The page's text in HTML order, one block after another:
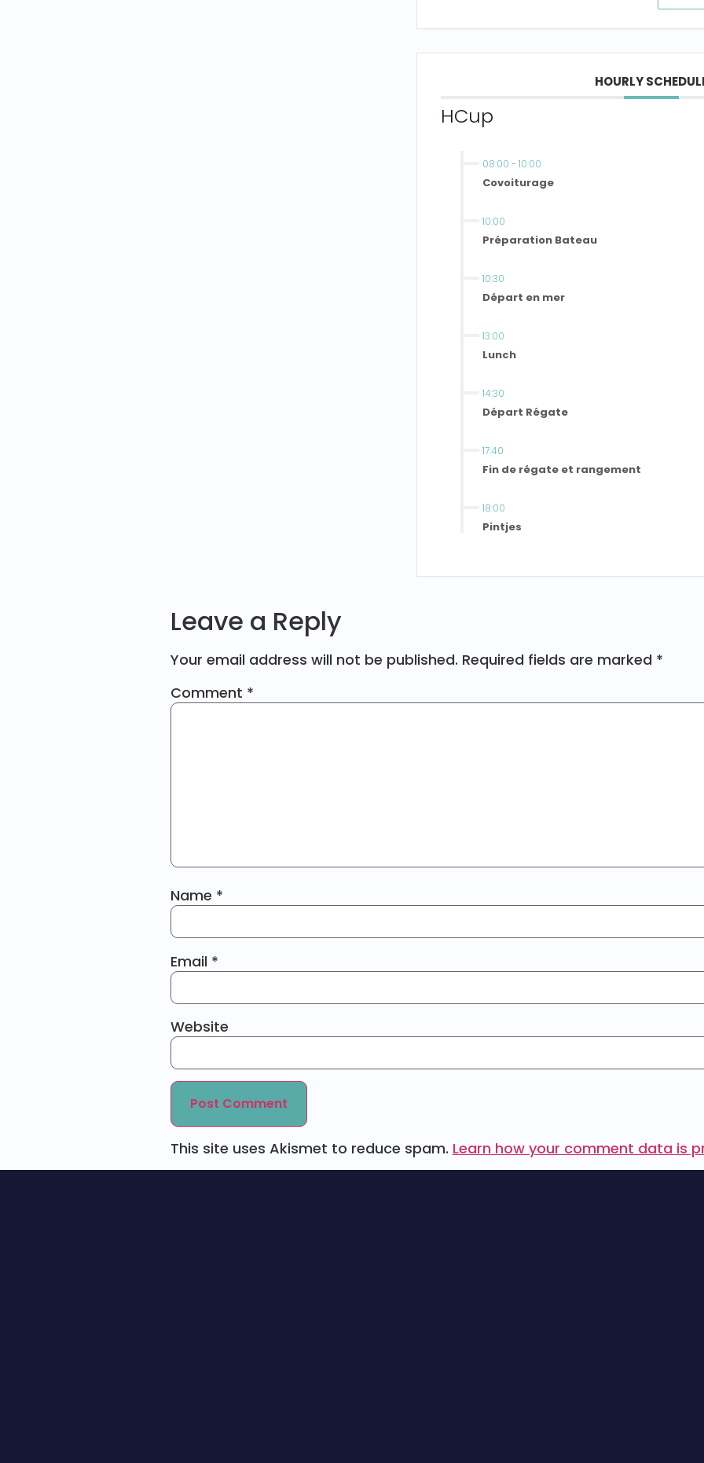
HOURLY
HCup
08:00 -10:00
Covoiturage
10:00
Préparation Bateau
10:30
Départ en mer
13:00
Lunch
14:30
Départ Régate
17:40
Fin de régate et rangement
18:00
Pintjes
Leave a Reply
Your email address will not be published. Required fields are marked *
Comment *
Name *
Email *
Website
This site uses Akismet to reduce spam. Learn how your comment data is